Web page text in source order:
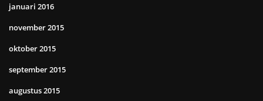
januari 2016
november 2015
oktober 2015
september 2015
augustus 2015